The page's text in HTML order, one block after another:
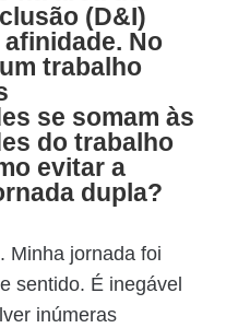
(D&I)
No
trabalho
se somam às
do trabalho
evitar a
dupla?
Minha jornada foi
sentido. É inegável
inúmeras